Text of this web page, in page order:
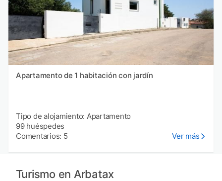
Apartamento de 1 habitación con jardín
Tipo de alojamiento: Apartamento
99 huéspedes
Comentarios: 5
Ver más
Turismo en Arbatax